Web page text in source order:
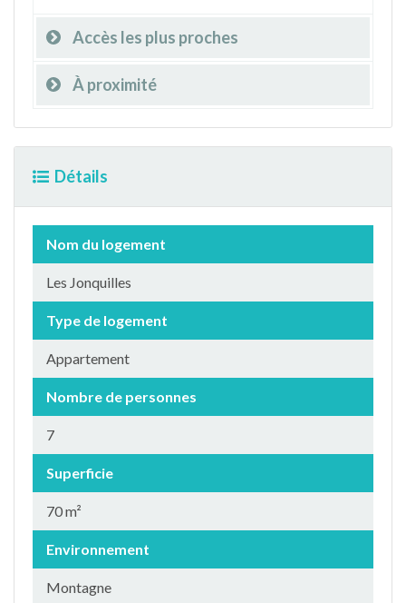
Accès les plus proches
À proximité
Détails
Nom du logement
Les Jonquilles
Type de logement
Appartement
Nombre de personnes
7
Superficie
70 m²
Environnement
Montagne